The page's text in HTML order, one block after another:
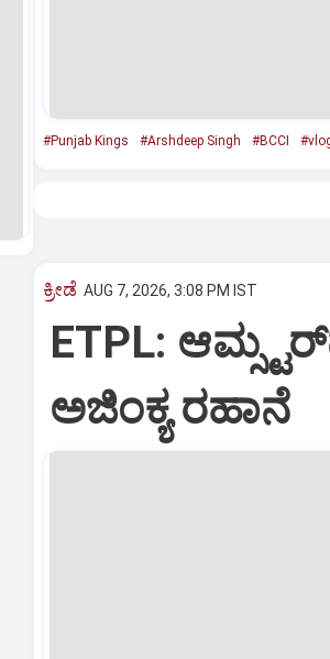
#Punjab Kings #Arshdeep Singh #BCCI
ಕ್ರೀಡೆ AUG 7, 2026, 3:08 PM IST
ETPL:
ಅಜಿಂಕ್ಯ ರಹಾನೆ